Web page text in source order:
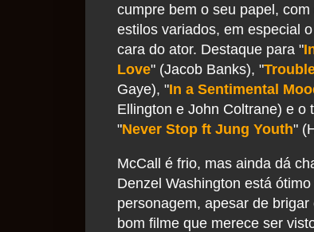
cumpre bem o seu papel, com
estilos variados, em especial
cara do ator. Destaque para "
Love" (Jacob Banks), "
Gaye), "In a Sentimental
Ellington e John Coltrane) e o
"Never Stop ft Jung Youth"
McCall é frio, mas ainda dá
Denzel Washington está
personagem, apesar de
bom filme que merece ser